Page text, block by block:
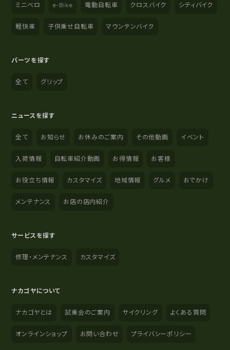
ミニベロ e-Bike 電動自転車 クロスバイク シティバイク
軽快車 子供乗せ自転車 マウンテンバイク
パーツを探す
全て グリップ
ニュースを探す
全て お知らせ お休みのご案内 その他動画 イベント
入荷情報 自転車紹介動画 お得情報 お客様
お役立ち情報 カスタマイズ 地域情報 グルメ おでかけ
メンテナンス お店の店内紹介
サービスを探す
修理・メンテナンス カスタマイズ
ナカゴヤについて
ナカゴヤとは 試乗会のご案内 サイクリング よくある質問
オンラインショップ お問い合わせ プライバシーポリシー